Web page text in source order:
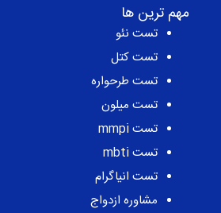
مهم ترین ها
تست نئو
تست کتل
تست طرحواره
تست میلون
تست mmpi
تست mbti
تست انیاگرام
مشاوره ازدواج